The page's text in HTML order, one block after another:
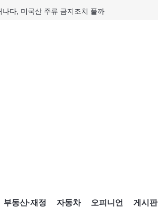
나다, 미국산 주류 금지조치 풀까
부동산·재정 자동차 오피니언 게시판